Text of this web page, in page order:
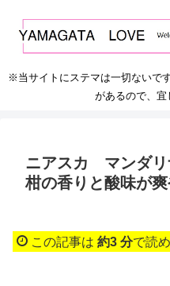
※当サイトにステマは一切ないで
があるので、宜
ニアスカ マンダリ
柑の香りと酸味が
この記事は 約3 分で読